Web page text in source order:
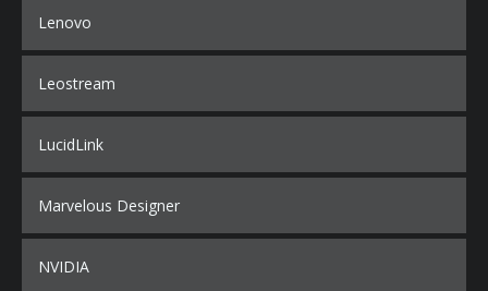
Lenovo
Leostream
LucidLink
Marvelous Designer
NVIDIA